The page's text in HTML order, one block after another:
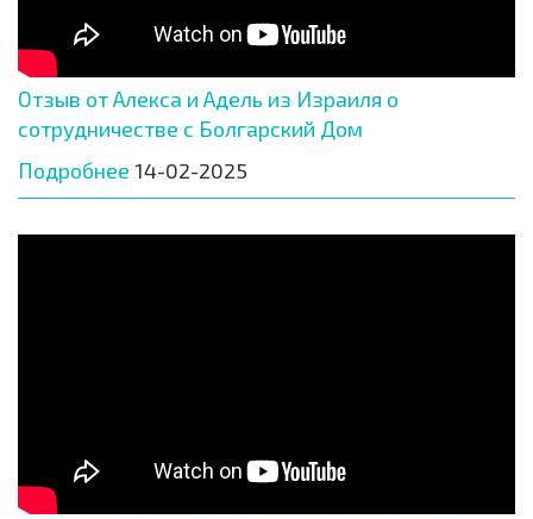
Отзыв от Алекса и Адель из Израиля о
сотрудничестве с Болгарский Дом
Подробнее 14-02-2025